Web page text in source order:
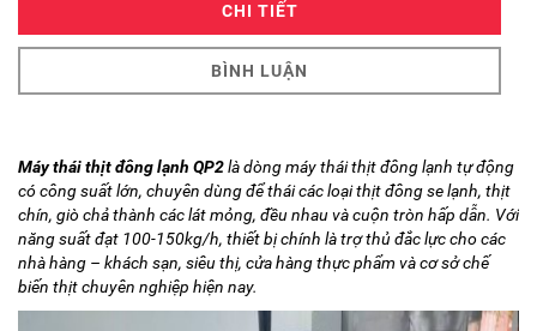
CHI TIẾT
BÌNH LUẬN
Máy thái thịt đông lạnh QP2là dòng máy thái thịt đông lạnh tự động
có công suất lớn, chuyên dùng để thái các loại thịt đông se lạnh, thịt
chín, giò chả thành các lát mỏng, đều nhau và cuộn tròn hấp dẫn. Với
năng suất đạt 100-150kg/h, thiết bị chính là trợ thủ đắc lực cho các
nhà hàng – khách sạn, siêu thị, cửa hàng thực phẩm và cơ sở chế
biến thịt chuyên nghiệp hiện nay.